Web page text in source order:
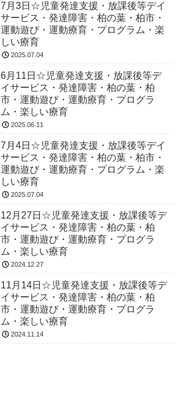
7月3日☆児童発達支援・放課後等デイ
サービス・発達障害・柏の葉・柏市・
運動遊び・運動療育・プログラム・楽
しい療育
2025.07.04
6月11日☆児童発達支援・放課後等デ
イサービス・発達障害・柏の葉・柏
市・運動遊び・運動療育・プログラ
ム・楽しい療育
2025.06.11
7月4日☆児童発達支援・放課後等デイ
サービス・発達障害・柏の葉・柏市・
運動遊び・運動療育・プログラム・楽
しい療育
2025.07.04
12月27日☆児童発達支援・放課後等デ
イサービス・発達障害・柏の葉・柏
市・運動遊び・運動療育・プログラ
ム・楽しい療育
2024.12.27
11月14日☆児童発達支援・放課後等デ
イサービス・発達障害・柏の葉・柏
市・運動遊び・運動療育・プログラ
ム・楽しい療育
2024.11.14